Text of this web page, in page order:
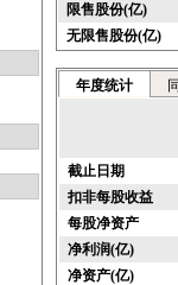
限售股份(亿)
无限售股份(亿)
年度统计
截止日期
扣非每股收益
每股净资产
净利润(亿)
净资产(亿)